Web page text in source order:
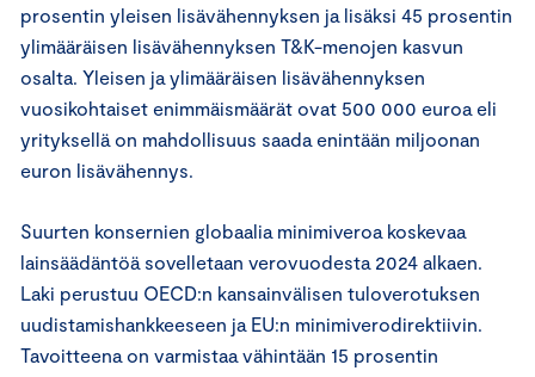
prosentin yleisen lisävähennyksen ja lisäksi 45 prosentin
ylimääräisen lisävähennyksen T&K-menojen kasvun
osalta. Yleisen ja ylimääräisen lisävähennyksen
vuosikohtaiset enimmäismäärät ovat 500 000 euroa eli
yrityksellä on mahdollisuus saada enintään miljoonan
euron lisävähennys.
Suurten konsernien globaalia minimiveroa koskevaa
lainsäädäntöä sovelletaan verovuodesta 2024 alkaen.
Laki perustuu OECD:n kansainvälisen tuloverotuksen
uudistamishankkeeseen ja EU:n minimiverodirektiivin.
Tavoitteena on varmistaa vähintään 15 prosentin